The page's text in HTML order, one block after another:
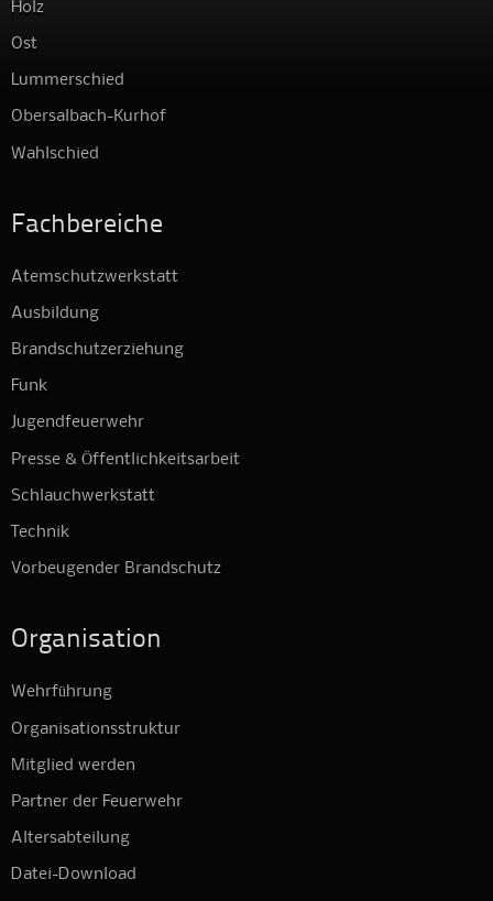
Holz
Ost
Lummerschied
Obersalbach-Kurhof
Wahlschied
Fachbereiche
Atemschutzwerkstatt
Ausbildung
Brandschutzerziehung
Funk
Jugendfeuerwehr
Presse & Öffentlichkeitsarbeit
Schlauchwerkstatt
Technik
Vorbeugender Brandschutz
Organisation
Wehrführung
Organisationsstruktur
Mitglied werden
Partner der Feuerwehr
Altersabteilung
Datei-Download